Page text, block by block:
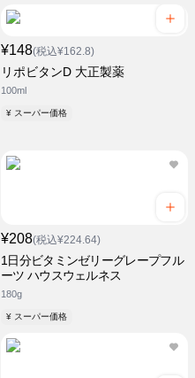
¥148(税込¥162.8)
リポビタンD 大正製薬
100ml
¥ スーパー価格
¥208(税込¥224.64)
1日分ビタミンゼリーグレープフル
ーツ ハウスウェルネス
180g
¥ スーパー価格